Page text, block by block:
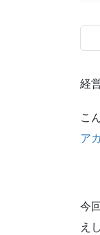
経
こ
ア
今
え